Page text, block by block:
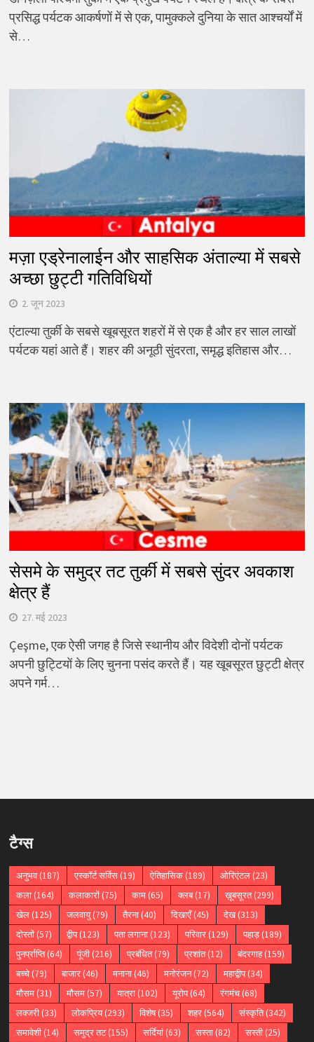
प्रसिद्ध पर्यटक आकर्षणों में से एक, पामुक्कले दुनिया के सात आश्चर्यों में
से…
मज़ा एड्रेनालाईन और साहसिक अंताल्या में सबसे
अच्छा छुट्टी गतिविधियों
2. जून 2023
एंटाल्या तुर्की के सबसे खूबसूरत शहरों में से एक है और हर साल लाखों
पर्यटक यहां आते हैं। शहर की अनूठी सुंदरता, समृद्ध इतिहास और…
सेसमे के समुद्र तट तुर्की में सबसे सुंदर अवकाश
क्षेत्र हैं
27. मई 2023
Çeşme, एक ऐसी जगह है जिसे स्थानीय और विदेशी दोनों पर्यटक
अपनी छुट्टियों के लिए चुनना पसंद करते हैं। यह खूबसूरत छुट्टी क्षेत्र
अपने गर्म…
टैग्स
अनुभव(187) एस्कॉर्ट सर्विस(19) ऐतिहासिक(189) ओरिएंटल(23)
कला(164) कलाकारों(75) काम(65) क्लब(17) ख़ूबसूरत(299)
खेल(125) जलवायु(79) तैरना(40) दिखाएँ(45) देख(313)
दोस्तों(57) द्वीप(123) पता लगाना(123) परिवार(129) पहाड़(189)
पुनर्प्राप्ति(64) पूंजी(216) प्रबंधित(79) प्रशांत(12) बंदरगाह(159)
बच्चे(79) बाजार(46) मनाना(46) मनोरंजन(72) महाद्वीप(34)
मौसम(31) मौसम(57) यात्रा(102) यूरोप(64) रंगमंच(68)
लक्जरी(33) लोकप्रिय(293) विशेष(35) शहर(564) संस्कृति(342)
समावेशी(14) समुद्र तट(155) सर्दियां(63) सस्ता(82) सस्ती(25)